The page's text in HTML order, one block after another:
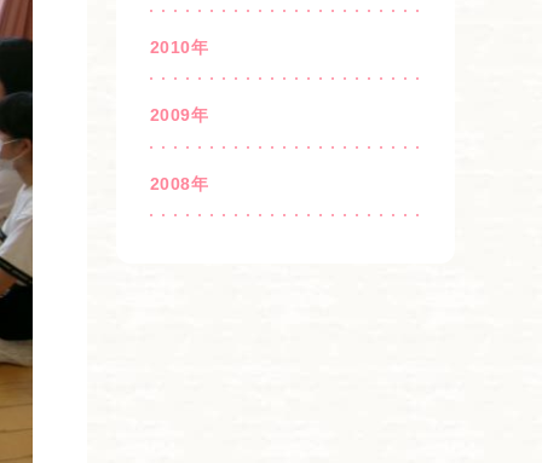
2010年
2009年
2008年